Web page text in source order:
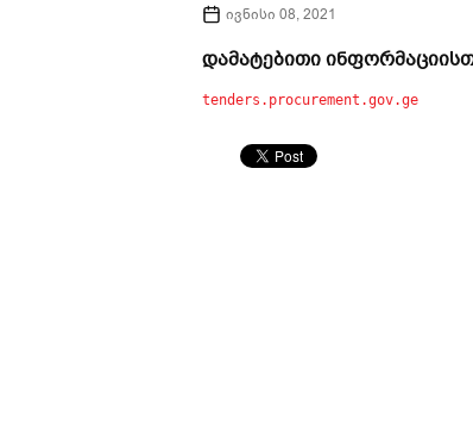
ივნისი 08, 2021
დამატებითი
tenders.procurement.gov.ge